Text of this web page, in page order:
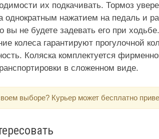
их подкачивать. Тормоз
однократным нажатием на педаль и
вы не будете задевать его при
колеса гарантируют прогулочной
Коляска комплектуется
в сложенном виде.
выборе? Курьер может бесплатно